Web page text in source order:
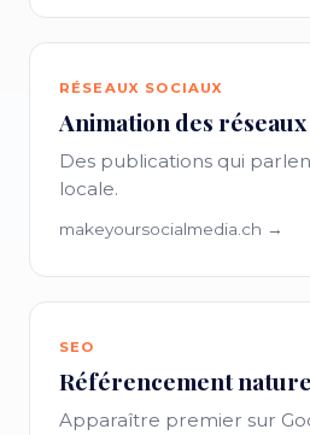
RÉSEAUX SOCIAUX
Animation des réseaux
Des publications qui
locale.
makeyoursocialmedia.ch →
SEO
Référencement
Apparaître premier sur